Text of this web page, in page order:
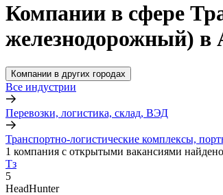
Компании в сфере
железнодорожный) в
Компании в других городах
Все индустрии
Перевозки, логистика, склад, ВЭД
Транспортно-логистические комплексы,
1 компания с открытыми вакансиями
Тз
5
HeadHunter